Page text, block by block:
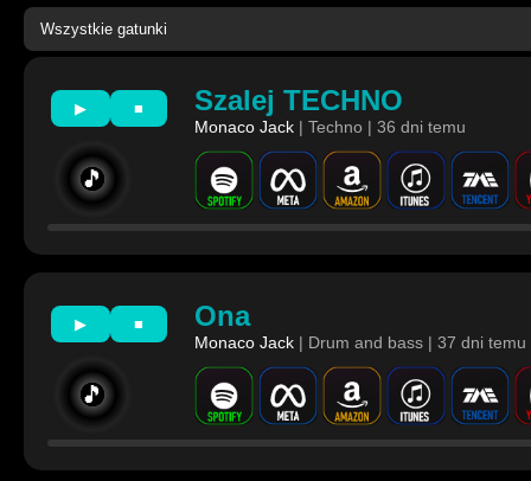
▶ ■
🎵
Szalej TECHNO
Monaco Jack | Techno | 36 dni temu
▶ ■
🎵
Ona
Monaco Jack | Drum and bass | 37 dni temu